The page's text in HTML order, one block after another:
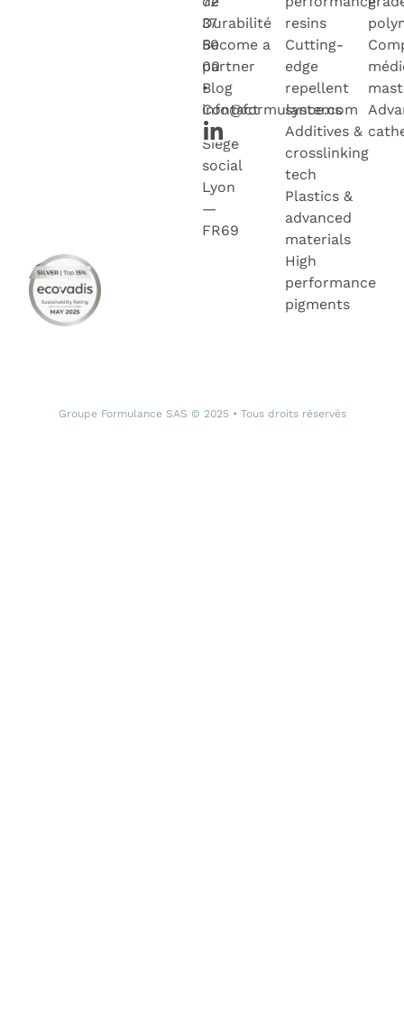
37
50
00
•
info@formulance.com
Siège
social
Lyon
—
FR69
Durabilité
Become a
partner
Blog
Contact
resins
Cutting-
edge
repellent
systems
Additives &
crosslinking
tech
Plastics &
advanced
materials
High
performance
pigments
Groupe Formulance SAS © 2025 • Tous droits réservés